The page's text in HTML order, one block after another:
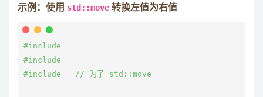
示例：使用 std::move 转换左值为右值
#include
#include
#include
  // 为了 std::move